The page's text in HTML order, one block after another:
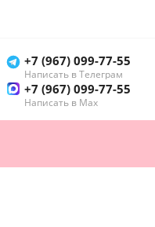
+7 (967) 099-77-55
Написать в Телеграм
+7 (967) 099-77-55
Написать в Мах